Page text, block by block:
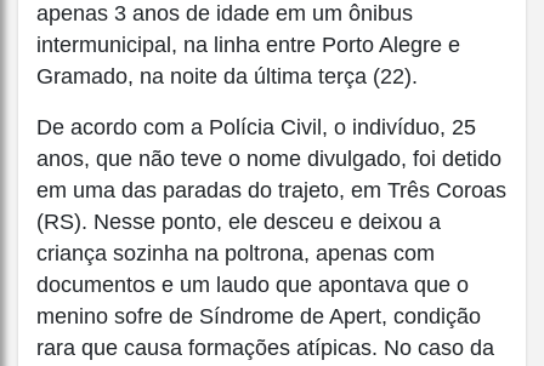
apenas 3 anos de idade em um ônibus
intermunicipal, na linha entre Porto Alegre e
Gramado, na noite da última terça (22).
De acordo com a Polícia Civil, o indivíduo, 25
anos, que não teve o nome divulgado, foi detido
em uma das paradas do trajeto, em Três Coroas
(RS). Nesse ponto, ele desceu e deixou a
criança sozinha na poltrona, apenas com
documentos e um laudo que apontava que o
menino sofre de Síndrome de Apert, condição
rara que causa formações atípicas. No caso da